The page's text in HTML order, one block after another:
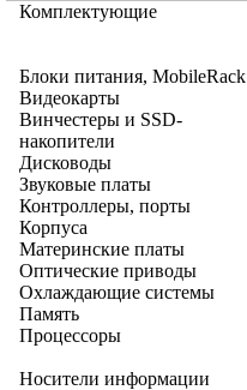
Комплектующие
Блоки питания, MobileRack
Видеокарты
Винчестеры и SSD-
накопители
Дисководы
Звуковые платы
Контроллеры, порты
Корпуса
Материнские платы
Оптические приводы
Охлаждающие системы
Память
Процессоры
Носители информации